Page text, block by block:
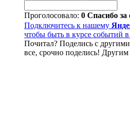
Проголосовало: 0 Спасибо за
Подключитесь к нашему
чтобы быть в курсе событий
Почитал? Поделись с
все, срочно поделись!